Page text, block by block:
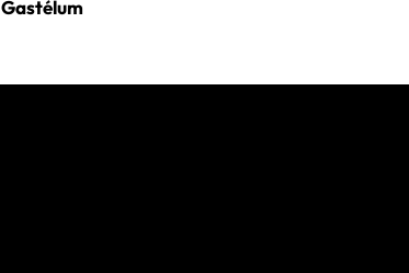
Gastélum